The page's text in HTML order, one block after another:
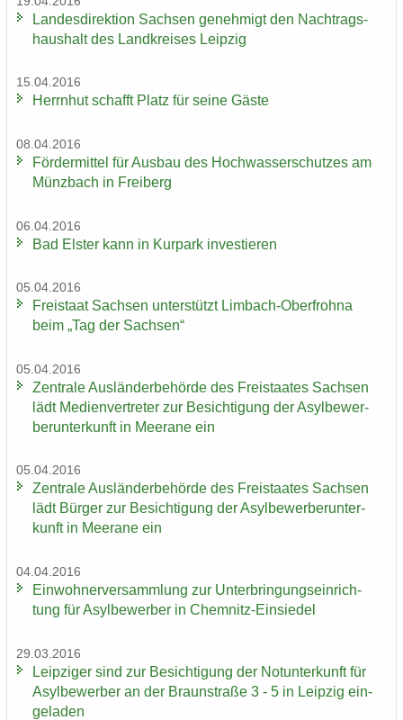
Lan­des­di­rek­ti­on Sach­sen ge­neh­migt den Nach­trags­
haus­halt des Land­krei­ses Leip­zig
15.04.2016
Herrn­hut schafft Platz für seine Gäste
08.04.2016
För­der­mit­tel für Aus­bau des Hoch­was­ser­schut­zes am
Münz­bach in Frei­berg
06.04.2016
Bad Els­ter kann in Kur­park in­ves­tie­ren
05.04.2016
Frei­staat Sach­sen un­ter­stützt Limbach-​Oberfrohna
beim „Tag der Sach­sen“
05.04.2016
Zen­tra­le Aus­län­der­be­hör­de des Frei­staa­tes Sach­sen
lädt Me­di­en­ver­tre­ter zur Be­sich­ti­gung der Asyl­be­wer­
ber­un­ter­kunft in Meer­a­ne ein
05.04.2016
Zen­tra­le Aus­län­der­be­hör­de des Frei­staa­tes Sach­sen
lädt Bür­ger zur Be­sich­ti­gung der Asyl­be­wer­ber­un­ter­
kunft in Meer­a­ne ein
04.04.2016
Ein­woh­ner­ver­samm­lung zur Un­ter­brin­gungs­ein­rich­
tung für Asyl­be­wer­ber in Chemnitz-​Einsiedel
29.03.2016
Leip­zi­ger sind zur Be­sich­ti­gung der Not­un­ter­kunft für
Asyl­be­wer­ber an der Braun­stra­ße 3 - 5 in Leip­zig ein­
ge­la­den